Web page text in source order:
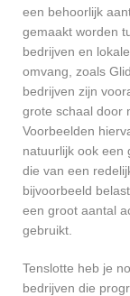
een behoorlijk
gemaakt worden
bedrijven en
omvang, zoals
bedrijven zijn
grote schaal door
Voorbeelden
natuurlijk ook een
die van een
bijvoorbeeld
een groot aantal
gebruikt.
Tenslotte heb je
bedrijven die